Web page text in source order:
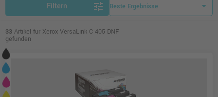
Filtern tune
33 Artikel für Xerox VersaLink C 405 DNF
gefunden